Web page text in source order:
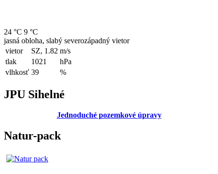
24 °C 9 °C
jasná obloha, slabý severozápadný vietor
vietor
SZ, 1.82 m/s
tlak
1021
hPa
vlhkosť 39 %
JPU Sihelné
Jednoduché pozemkové úpravy
Natur-pack